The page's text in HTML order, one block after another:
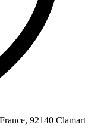
92140 Clamart